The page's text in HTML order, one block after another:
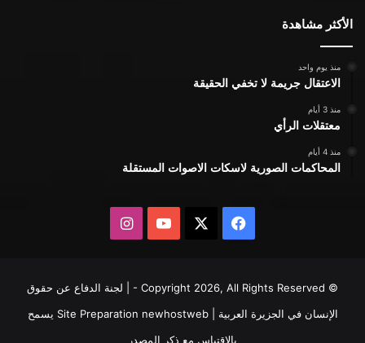
الأكثر مشاهدة
منذ يوم واحد
الاعتقال جريمة لا تخفي الحقيقة
منذ 3 أيام
معتقلات الرأي
منذ 4 أيام
المحاكمات الصورية لاسكات الاصوات المستقلة
فيسبوك يوتيوبانستقرام
© Copyright 2026, All Rights Reserved - | لجنة الدفاع عن حقوق
الإنسان في الجزيرة العربية | Site Preparationnewhostweb
يسمح
بالاقتباس مع ذكر المصدر